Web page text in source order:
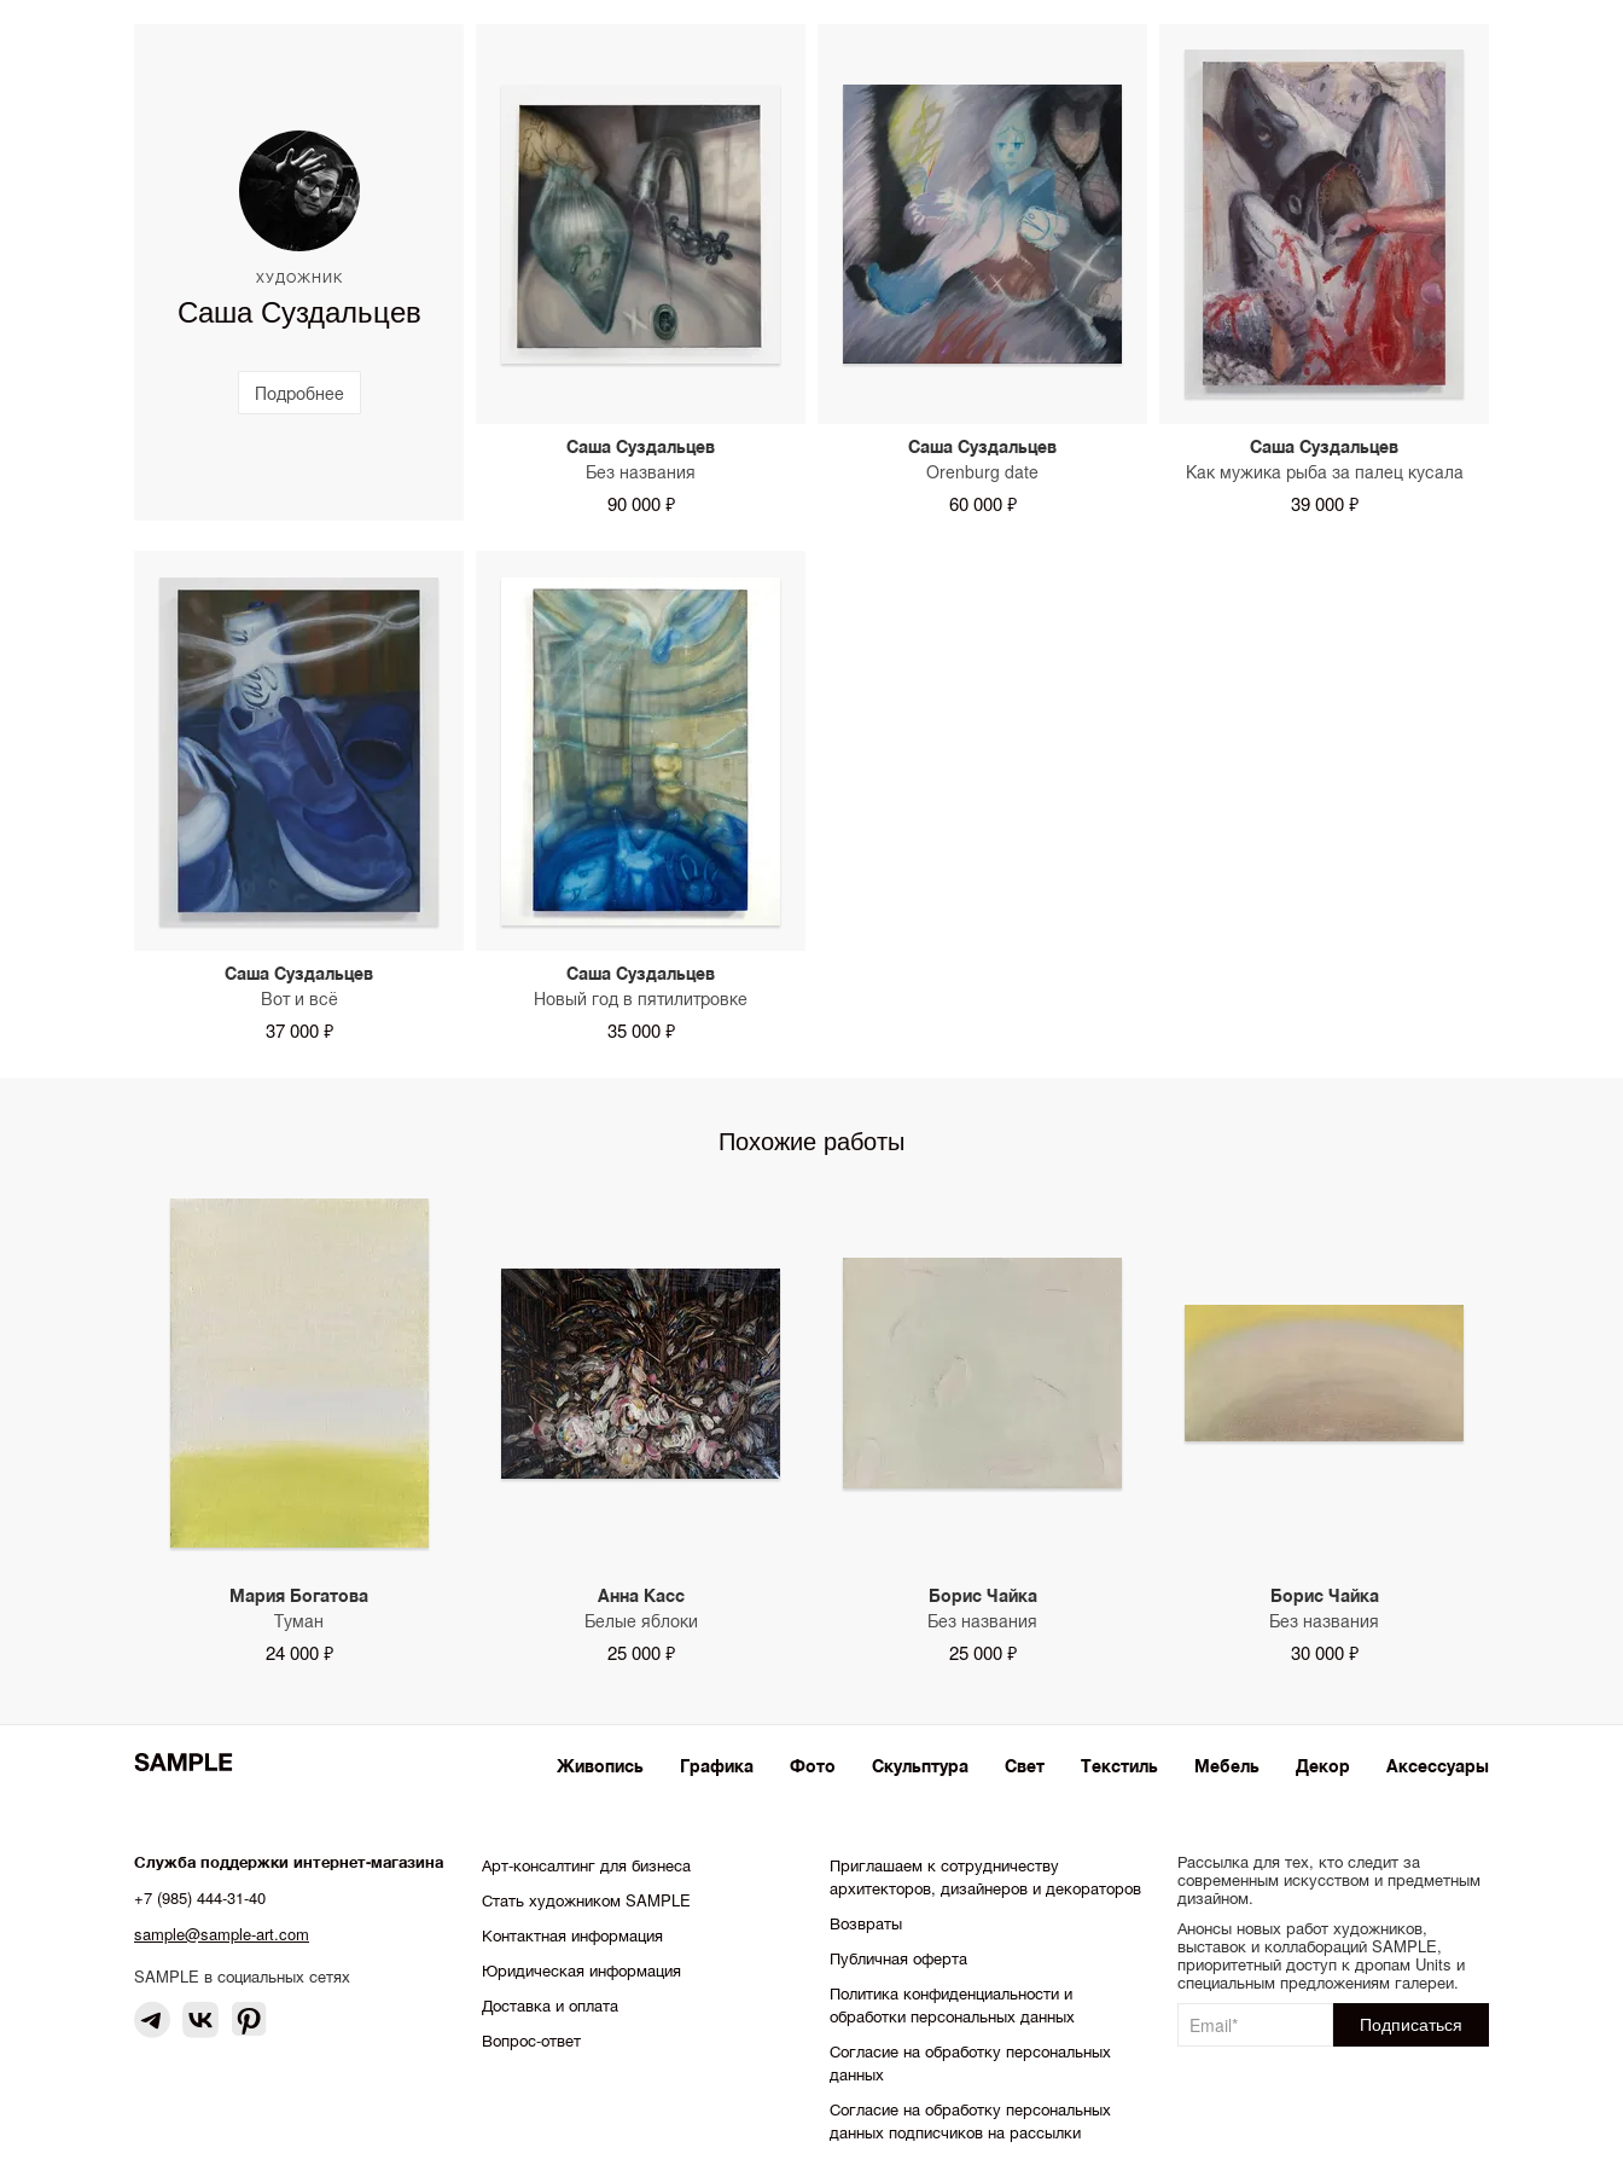
ХУДОЖНИК
Саша Суздальцев
Подробнее
Саша Суздальцев
Без названия
90 000 ₽
Саша Суздальцев
Orenburg date
60 000 ₽
Саша Суздальцев
Как мужика рыба за палец кусала
39 000 ₽
Саша Суздальцев
Вот и всё
37 000 ₽
Саша Суздальцев
Новый год в пятилитровке
35 000 ₽
Похожие работы
Мария Богатова
Туман
24 000 ₽
Анна Касс
Белые яблоки
25 000 ₽
Борис Чайка
Без названия
25 000 ₽
Борис Чайка
Без названия
30 000 ₽
Живопись Графика Фото Скульптура Свет Текстиль Мебель Декор Аксессуары
Служба поддержки интернет-магазина
+7 (985) 444-31-40
sample@sample-art.com
SAMPLE в социальных сетях
Арт-консалтинг для бизнеса
Стать художником SAMPLE
Контактная информация
Юридическая информация
Доставка и оплата
Вопрос-ответ
Приглашаем к сотрудничеству
архитекторов, дизайнеров и декораторов
Возвраты
Публичная оферта
Политика конфиденциальности и
обработки персональных данных
Согласие на обработку персональных
данных
Согласие на обработку персональных
данных подписчиков на рассылки
Рассылка для тех, кто следит за
современным искусством и предметным
дизайном.
Анонсы новых работ художников,
выставок и коллабораций SAMPLE,
приоритетный доступ к дропам Units и
специальным предложениям галереи.